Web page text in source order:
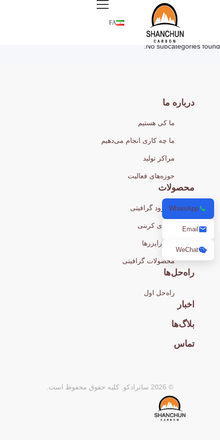
FA
No subcategories found.
درباره ما
ما کی هستیم
ما چه کاری انجام می‌دهیم
مراکز تولید
حوزه‌های فعالیت
محصولات
الکترود گرافیتی
آندهای کربنی
کربورایزرها
محصولات گرافیتی
راه‌حل‌ها
راه‌حل اول
اخبار
بلاگ‌ها
تماس
© 2026 ساترادکو. کلیه حقوق محفوظ است.
WhatsApp
Email
WeChat